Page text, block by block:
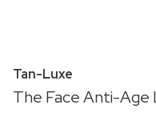
Tan-Luxe
The Face Anti-